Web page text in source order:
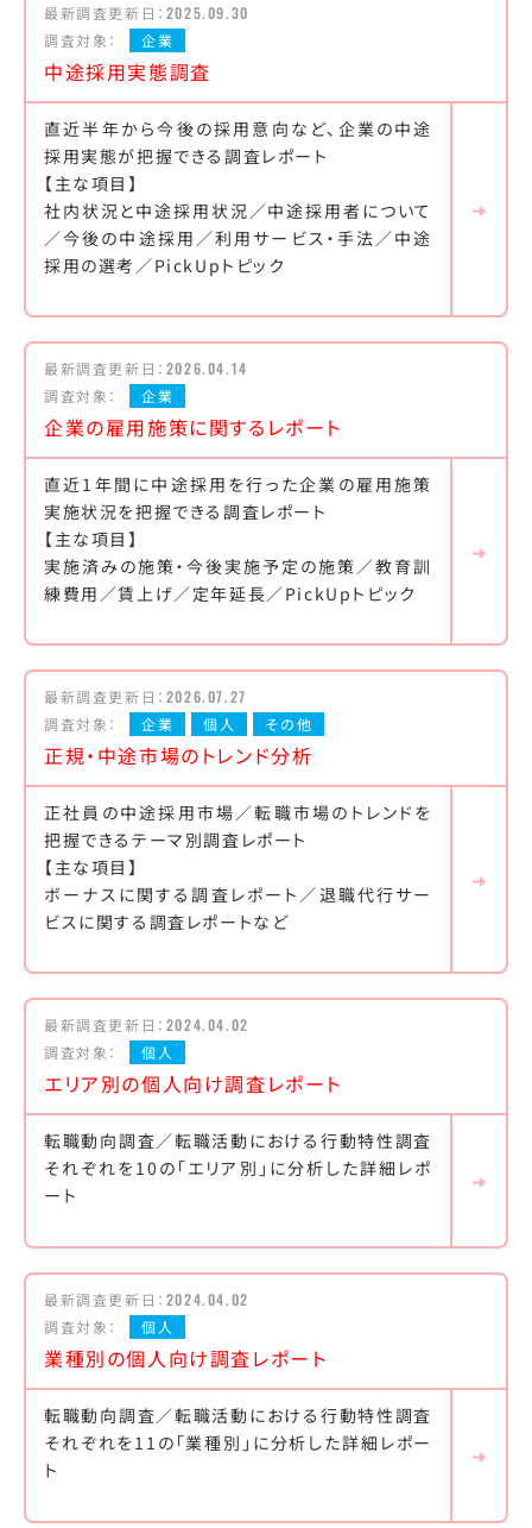
最新調査更新日： 2025.09.30
調査対象：
企業
中途採用実態調査
直近半年から今後の採用意向など、企業の中途
採用実態が把握できる調査レポート
【主な項目】
社内状況と中途採用状況／中途採用者について
／今後の中途採用／利用サービス・手法／中途
採用の選考／PickUpトピック
最新調査更新日： 2026.04.14
調査対象：
企業
企業の雇用施策に関するレポート
直近1年間に中途採用を行った企業の雇用施策
実施状況を把握できる調査レポート
【主な項目】
実施済みの施策・今後実施予定の施策／教育訓
練費用／賃上げ／定年延長／PickUpトピック
最新調査更新日： 2026.07.27
調査対象：
企業 個人 その他
正規・中途市場のトレンド分析
正社員の中途採用市場／転職市場のトレンドを
把握できるテーマ別調査レポート
【主な項目】
ボーナスに関する調査レポート／退職代行サー
ビスに関する調査レポートなど
最新調査更新日： 2024.04.02
調査対象：
個人
エリア別の個人向け調査レポート
転職動向調査／転職活動における行動特性調査
それぞれを10の「エリア別」に分析した詳細レポ
ート
最新調査更新日： 2024.04.02
調査対象：
個人
業種別の個人向け調査レポート
転職動向調査／転職活動における行動特性調査
それぞれを11の「業種別」に分析した詳細レポー
ト